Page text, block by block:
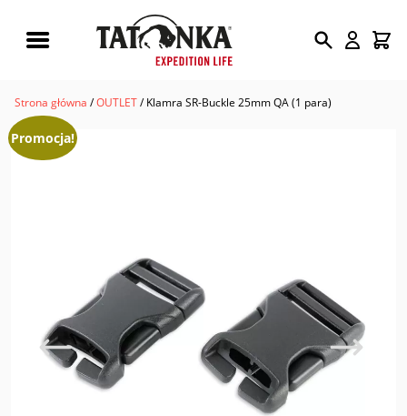
produktów
Strona główna /OUTLET/ Klamra SR-Buckle 25mm QA (1 para)
Promocja!